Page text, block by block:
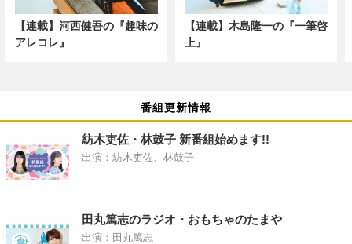
【連載】河西健吾の『趣味の
アレコレ』
【連載】木島隆一の『一筆啓
上』
番組更新情報
紡木吏佐・林鼓子 新番組始めます!!
出演：紡木吏佐、林鼓子
田丸篤志のラジオ・おもちゃのたまや
出演：田丸篤志